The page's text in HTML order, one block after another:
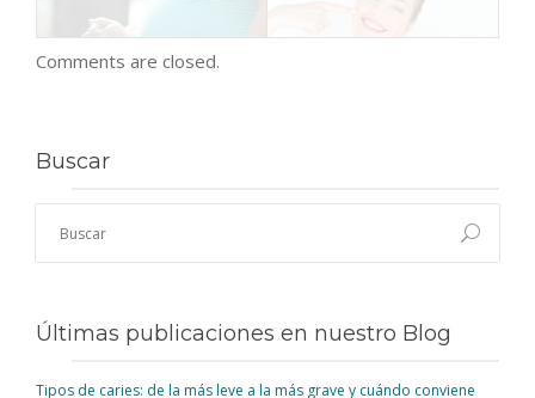
Comments are closed.
Buscar
Últimas publicaciones en nuestro Blog
Tipos de caries: de la más leve a la más grave y cuándo conviene